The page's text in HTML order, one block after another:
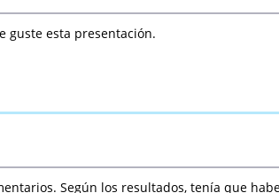
guste esta presentación.
Según los resultados, tenía que